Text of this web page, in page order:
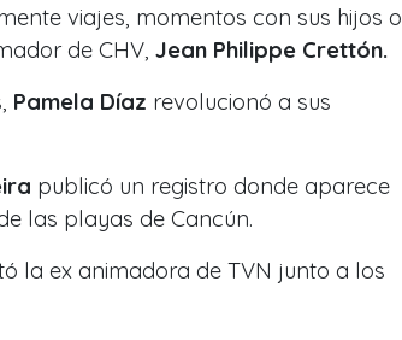
viajes, momentos con sus hijos o
de CHV, Jean Philippe Crettón.
Pamela Díaz revolucionó a sus
publicó un registro donde aparece
las playas de Cancún.
la ex animadora de TVN junto a los